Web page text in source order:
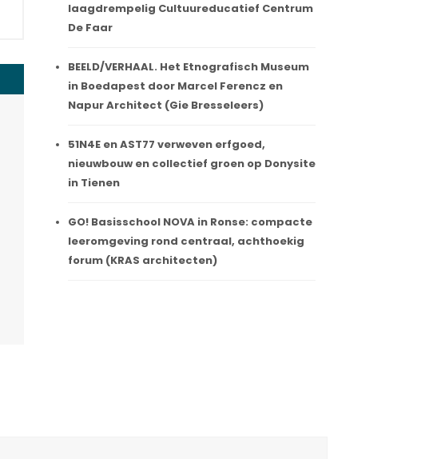
laagdrempelig Cultuureducatief Centrum
De Faar
BEELD/VERHAAL. Het Etnografisch Museum
in Boedapest door Marcel Ferencz en
Napur Architect (Gie Bresseleers)
51N4E en AST77 verweven erfgoed,
nieuwbouw en collectief groen op Donysite
in Tienen
GO! Basisschool NOVA in Ronse: compacte
leeromgeving rond centraal, achthoekig
forum (KRAS architecten)